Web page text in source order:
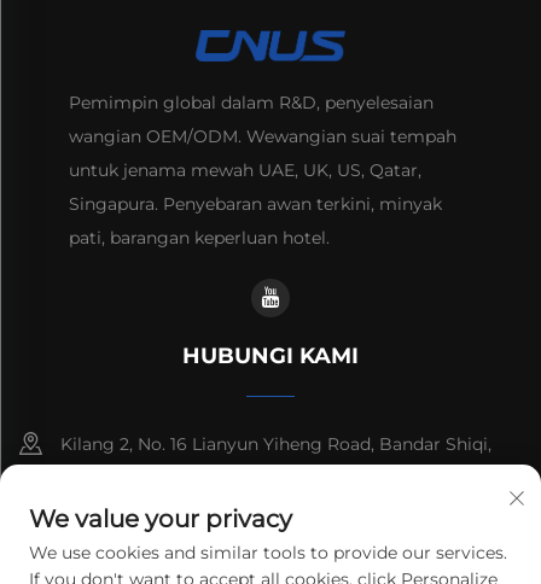
Pemimpin global dalam R&D, penyelesaian
wangian OEM/ODM. Wewangian suai tempah
untuk jenama mewah UAE, UK, US, Qatar,
Singapura. Penyebaran awan terkini, minyak
pati, barangan keperluan hotel.
HUBUNGI KAMI
Kilang 2, No. 16 Lianyun Yiheng Road, Bandar Shiqi,
+86-13192436782
We value your privacy
We use cookies and similar tools to provide our services.
If you don't want to accept all cookies, click Personalize